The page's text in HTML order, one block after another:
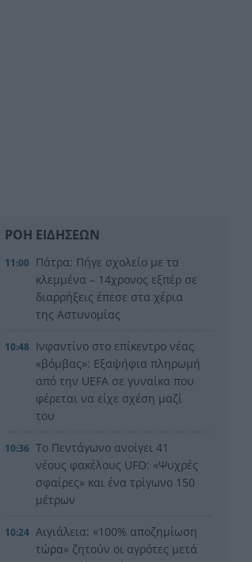
ΡΟΗ ΕΙΔΗΣΕΩΝ
11:00 Πάτρα: Πήγε σχολείο με τα
κλεμμένα – 14χρονος εξπέρ σε
διαρρήξεις έπεσε στα χέρια
της Αστυνομίας
10:48 Ινφαντίνο στο επίκεντρο νέας
«βόμβας»: Εξαψήφια πληρωμή
από την UEFA σε γυναίκα που
φέρεται να είχε σχέση μαζί
του
10:36 Το Πεντάγωνο ανοίγει 41
νέους φακέλους UFO: «Ψυχρές
σφαίρες» και ένα τρίγωνο 150
μέτρων
10:24 Αιγιάλεια: «100% αποζημίωση
τώρα» ζητούν οι αγρότες μετά